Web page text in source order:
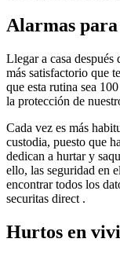
Alarmas
Llegar a casa
más satisfactorio que
que esta rutina sea
la protección de
Cada vez es más
custodia, puesto que
dedican a hurtar y
ello, las seguridad en
encontrar todos los
securitas direct .
Hurtos en